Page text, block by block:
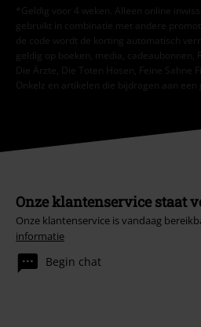
*Geldig voor 4 weken. Alleen online
gebruikt in combinatie met andere
de code wordt de korting automatisch
geldig op boeken, media, cadeaubonnen,
Die Ärzte, Die Toten Hosen, Feine Sahne
Onkelz en artikelen die bijdragen aan een
Onze klantenservice staat
Onze klantenservice is vandaag
informatie
Begin chat